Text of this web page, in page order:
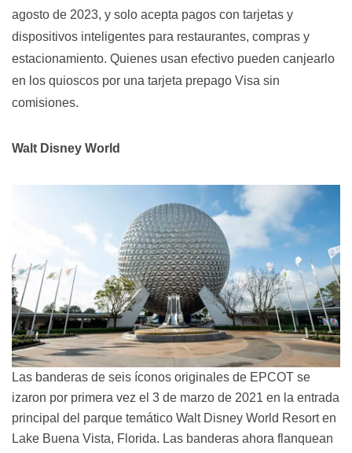
agosto de 2023, y solo acepta pagos con tarjetas y
dispositivos inteligentes para restaurantes, compras y
estacionamiento. Quienes usan efectivo pueden canjearlo
en los quioscos por una tarjeta prepago Visa sin
comisiones.
Walt Disney World
Las banderas de seis íconos originales de EPCOT se
izaron por primera vez el 3 de marzo de 2021 en la entrada
principal del parque temático Walt Disney World Resort en
Lake Buena Vista, Florida. Las banderas ahora flanquean